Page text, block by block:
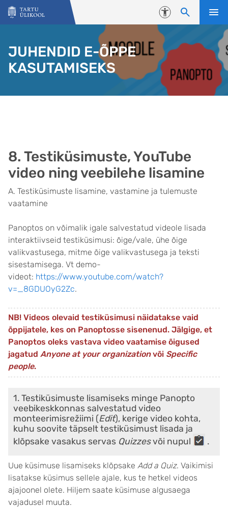
Liigu edasi põhisisu juurde
Juurdepääsetavus
JUHENDID E-ÕPPE
KASUTAMISEKS
8. Testiküsimuste, YouTube
video ning veebilehe lisamine
A. Testiküsimuste lisamine, vastamine ja tulemuste
vaatamine
Panoptos on võimalik igale salvestatud videole lisada
interaktiivseid testiküsimusi: õige/vale, ühe õige
valikvastusega, mitme õige valikvastusega ja teksti
sisestamisega. Vt demo-
videot: https://www.youtube.com/watch?
v=_8GDUOyG2Zc.
NB! Videos olevaid testiküsimusi näidatakse vaid
õppijatele, kes on Panoptosse sisenenud. Jälgige, et
Panoptos oleks vastava video vaatamise õigused
jagatud Anyone at your organizationvõi Specific
people.
1. Testiküsimuste lisamiseks minge Panopto
veebikeskkonnas salvestatud video
monteerimisrežiimi (Edit), kerige video kohta,
kuhu soovite täpselt testiküsimust lisada ja
klõpsake vasakus servas Quizzesvõi nupul .
Uue küsimuse lisamiseks klõpsake Add a Quiz. Vaikimisi
lisatakse küsimus sellele ajale, kus te hetkel videos
ajajoonel olete. Hiljem saate küsimuse algusaega
vajadusel muuta.